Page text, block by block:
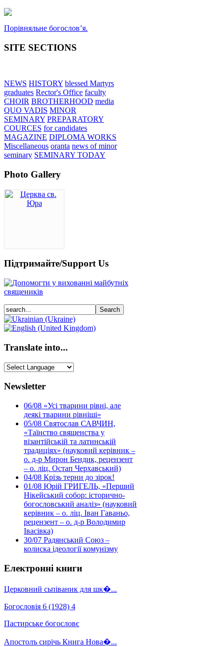
Порівняльне богословʼя.
SITE SECTIONS
NEWS HISTORY blessed Martyrs
graduates Rector's Office faculty
CHOIR BROTHERHOOD media
QUO VADIS MINOR
SEMINARY PREPARATORY
COURCES for candidates
MAGAZINE DIPLOMA WORKS
Miscellaneous oranta news of minor
seminary SEMINARY TODAY
Photo Gallery
Підтримайте/Support Us
Translate into...
Newsletter
06/08 «Усі тварини рівні, але
деякі тварини рівніші»
05/08 Святослав САВЧИН,
«Таїнство священства у
візантійській та латинській
традиціях» (науковий керівник –
о. д-р Мирон Бендик, рецензент
– о. ліц. Остап Черхавський)
04/08 Крізь терни до зірок!
01/08 Юрій ГРИГЕЛЬ, «Перший
Нікейський собор: історично-
богословський аналіз» (науковий
керівник – о. ліц. Іван Гаваньо,
рецензент – о. д-р Володимир
Івасівка)
30/07 Радянський Союз –
колиска ідеології комунізму
Електронні книги
Церковний сьпіваник для шк�...
Богословія 6 (1928) 4
Пастирське богословє
Апостолъ сирічь Книга Нова�...